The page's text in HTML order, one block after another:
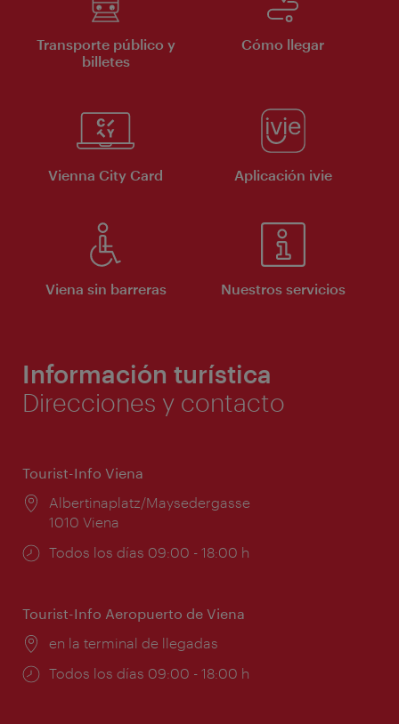
Transporte público y
billetes
Cómo llegar
Vienna City Card Aplicación ivie
Viena sin barreras Nuestros servicios
Información turística
Direcciones y contacto
Tourist-Info Viena
Lugar:
Albertinaplatz/Maysedergasse
1010 Viena
Horarios
Todos los días 09:00 - 18:00 h
Tourist-Info Aeropuerto de Viena
Lugar:
en la terminal de llegadas
Horarios
Todos los días 09:00 - 18:00 h